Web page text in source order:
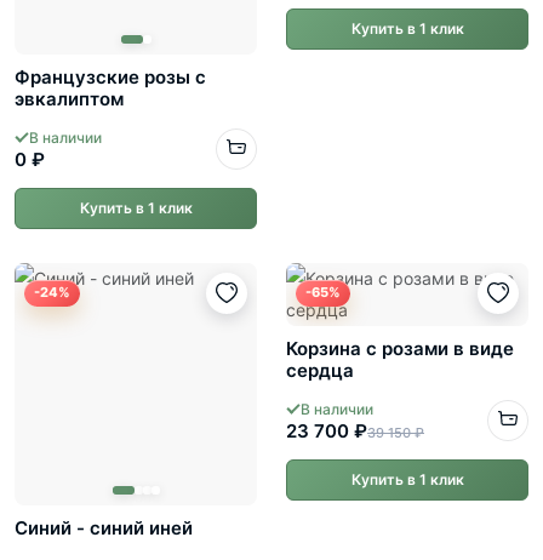
Французские розы с
эвкалиптом
В наличии
0 ₽
Купить в 1 клик
Купить в 1 клик
-24%
Синий - синий иней
-65%
Корзина с розами в виде
сердца
В наличии
23 700 ₽39 150 ₽
Купить в 1 клик